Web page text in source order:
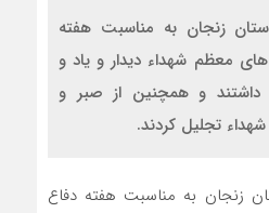
زنجان به مناسبت هفته
معظم شهداء دیدار و یاد و
داشتند و همچنین از صبر و
شهداء تجلیل کردند.
زنجان به مناسبت هفته دفاع